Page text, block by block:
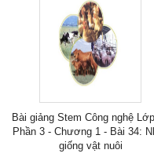
Bài giảng Stem Công nghệ
Phần 3 - Chương 1 - Bài 34:
giống vật nuôi